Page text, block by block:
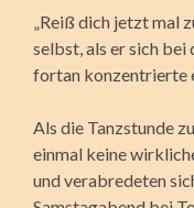
„Reiß dich jetzt mal
selbst, als er sich
fortan konzentrierte
Als die Tanzstunde
einmal keine
und verabredeten